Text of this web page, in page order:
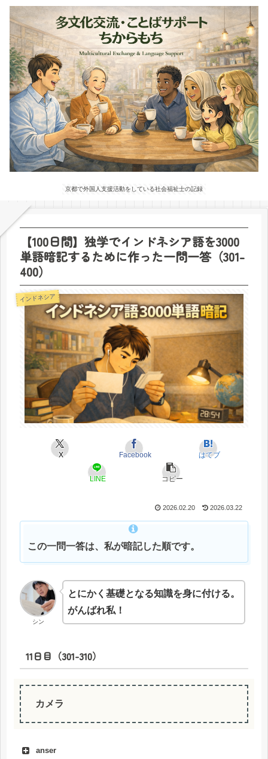
京都で外国人支援活動をしている社会福祉士の記録
【100日間】独学でインドネシア語を3000
単語暗記するために作った一問一答（301-
400）
インドネシア
X Facebook はてブ
LINE コピー
2026.02.20 2026.03.22
この一問一答は、私が暗記した順です。
シン
とにかく基礎となる知識を身に付ける。
がんばれ私！
11日目（301-310）
カメラ
anser